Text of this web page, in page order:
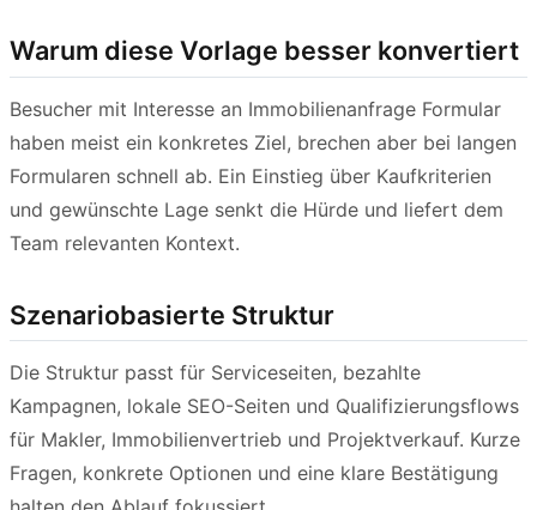
Warum diese Vorlage besser konvertiert
Besucher mit Interesse an Immobilienanfrage Formular
haben meist ein konkretes Ziel, brechen aber bei langen
Formularen schnell ab. Ein Einstieg über Kaufkriterien
und gewünschte Lage senkt die Hürde und liefert dem
Team relevanten Kontext.
Szenariobasierte Struktur
Die Struktur passt für Serviceseiten, bezahlte
Kampagnen, lokale SEO-Seiten und Qualifizierungsflows
für Makler, Immobilienvertrieb und Projektverkauf. Kurze
Fragen, konkrete Optionen und eine klare Bestätigung